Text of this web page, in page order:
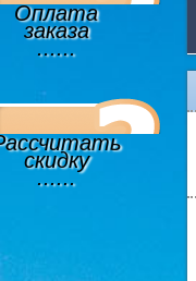
Оплата
заказа
......
скидку
......